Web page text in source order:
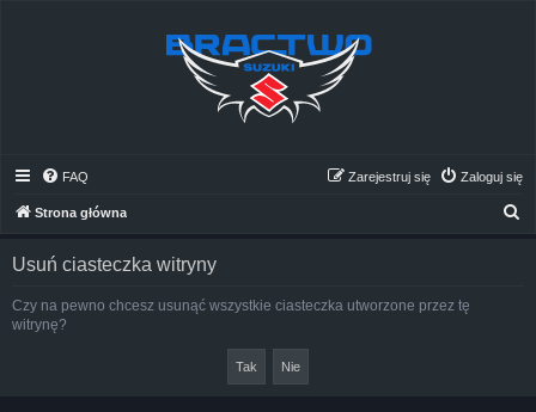
FAQ Zaloguj się
Zarejestruj się
Strona główna
Usuń ciasteczka witryny
Czy na pewno chcesz usunąć wszystkie ciasteczka utworzone przez tę
witrynę?